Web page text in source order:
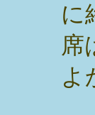
に
席
よ